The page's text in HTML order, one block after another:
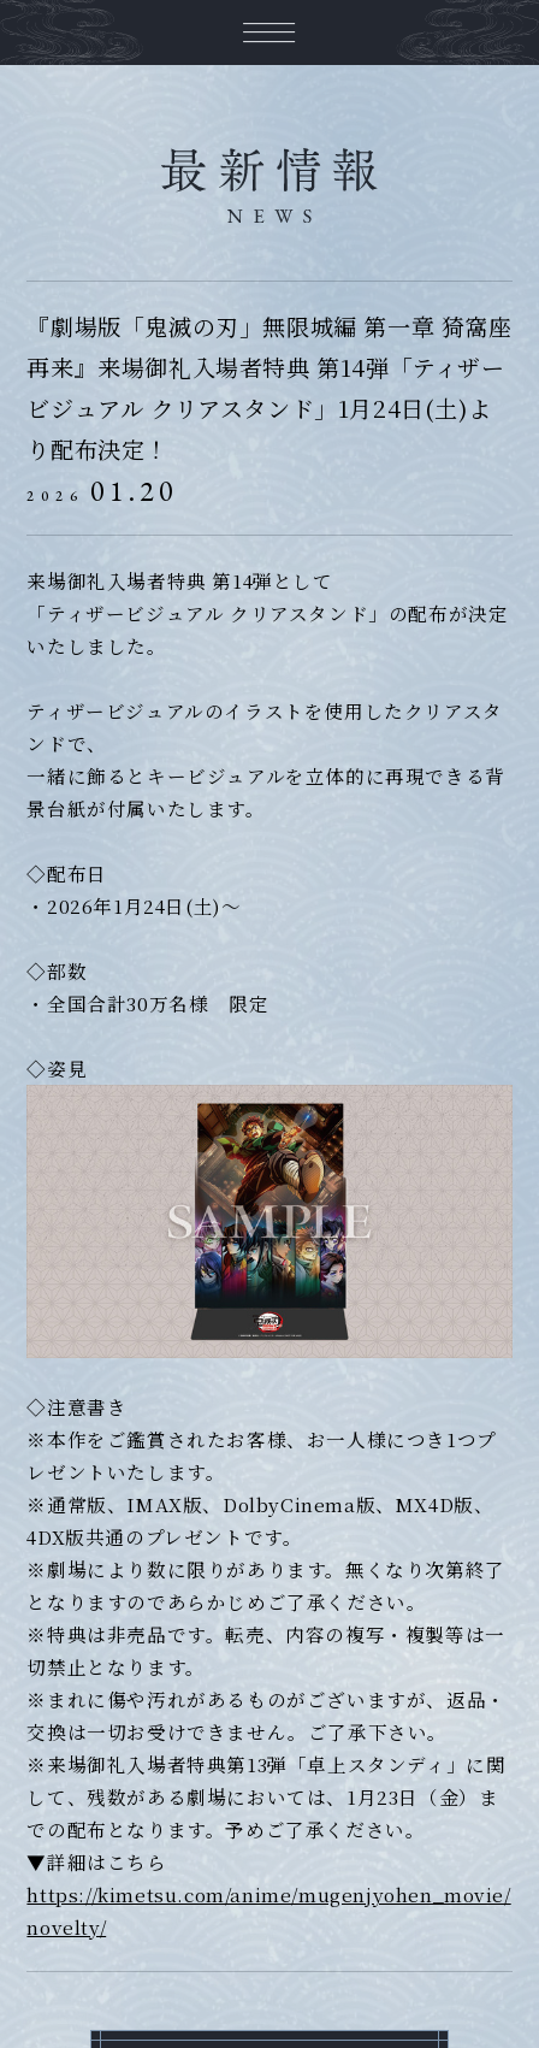
『劇場版「鬼滅の刃」無限城編 第一章 猗窩座
再来』来場御礼入場者特典 第14弾「ティザー
ビジュアル クリアスタンド」1月24日(土)よ
り配布決定！
2026 01.20
来場御礼入場者特典 第14弾として
「ティザービジュアル クリアスタンド」の配布が決定
いたしました。
ティザービジュアルのイラストを使用したクリアスタ
ンドで、
一緒に飾るとキービジュアルを立体的に再現できる背
景台紙が付属いたします。
◇配布日
・2026年1月24日(土)～
◇部数
・全国合計30万名様 限定
◇姿見
◇注意書き
※本作をご鑑賞されたお客様、お一人様につき1つプ
レゼントいたします。
※通常版、IMAX版、DolbyCinema版、MX4D版、
4DX版共通のプレゼントです。
※劇場により数に限りがあります。無くなり次第終了
となりますのであらかじめご了承ください。
※特典は非売品です。転売、内容の複写・複製等は一
切禁止となります。
※まれに傷や汚れがあるものがございますが、返品・
交換は一切お受けできません。ご了承下さい。
※来場御礼入場者特典第13弾「卓上スタンディ」に関
して、残数がある劇場においては、1月23日（金）ま
での配布となります。予めご了承ください。
▼詳細はこちら
https://kimetsu.com/anime/mugenjyohen_movie/
novelty/